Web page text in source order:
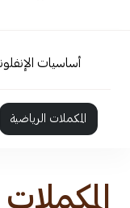
أساسيات
المكملات الرياضية